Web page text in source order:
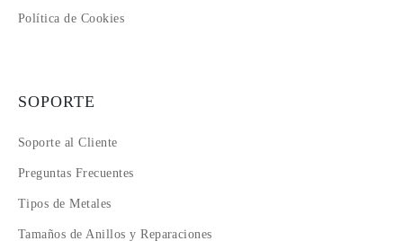
Política de Cookies
SOPORTE
Soporte al Cliente
Preguntas Frecuentes
Tipos de Metales
Tamaños de Anillos y Reparaciones